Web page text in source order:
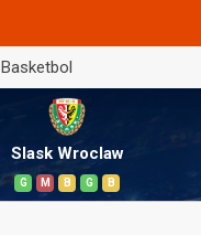
Basketbol
Slask Wroclaw
G M B G B